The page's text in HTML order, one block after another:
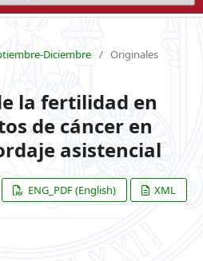
Diciembre / Originales
la fertilidad en
de cáncer en
asistencial
ENG_PDF (English) XML